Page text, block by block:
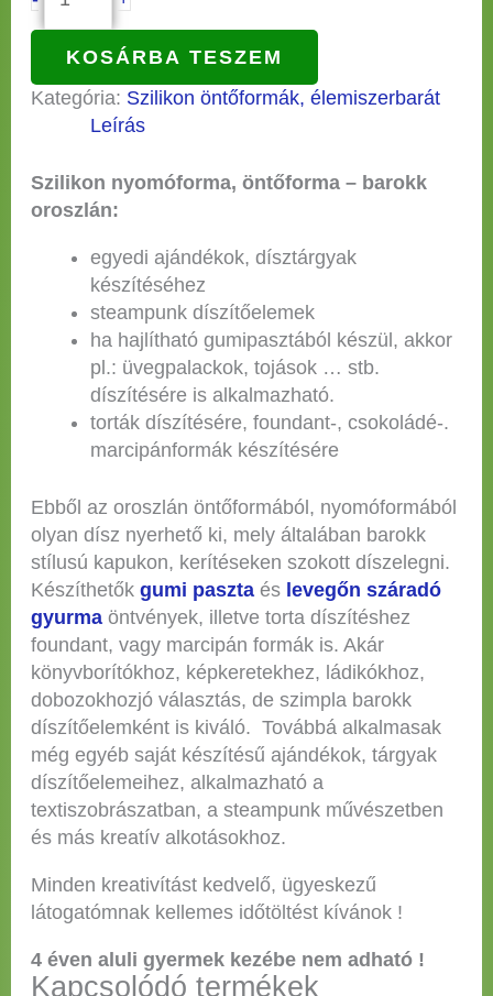
KOSÁRBA TESZEM
Kategória: Szilikon öntőformák, élemiszerbarát
Leírás
Szilikon nyomóforma, öntőforma – barokk
oroszlán:
egyedi ajándékok, dísztárgyak
készítéséhez
steampunk díszítőelemek
ha hajlítható gumipasztából készül, akkor
pl.: üvegpalackok, tojások … stb.
díszítésére is alkalmazható.
torták díszítésére, foundant-, csokoládé-.
marcipánformák készítésére
Ebből az oroszlán öntőformából, nyomóformából
olyan dísz nyerhető ki, mely általában barokk
stílusú kapukon, kerítéseken szokott díszelegni.
Készíthetők gumi pasztaés levegőn száradó
gyurmaöntvények, illetve torta díszítéshez
foundant, vagy marcipán formák is. Akár
könyvborítókhoz, képkeretekhez, ládikókhoz,
dobozokhozjó választás, de szimpla barokk
díszítőelemként is kiváló. Továbbá alkalmasak
még egyéb saját készítésű ajándékok, tárgyak
díszítőelemeihez, alkalmazható a
textiszobrászatban, a steampunk művészetben
és más kreatív alkotásokhoz.
Minden kreativítást kedvelő, ügyeskezű
látogatómnak kellemes időtöltést kívánok !
4 éven aluli gyermek kezébe nem adható !
Kapcsolódó termékek